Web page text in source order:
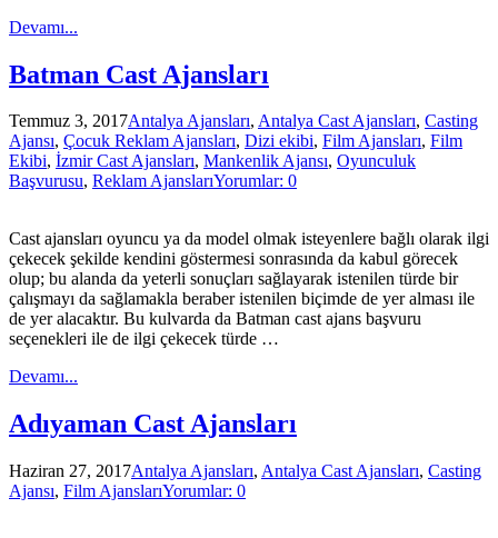
Devamı...
Batman Cast Ajansları
Temmuz 3, 2017Antalya Ajansları, Antalya Cast Ajansları, Casting
Ajansı, Çocuk Reklam Ajansları, Dizi ekibi, Film Ajansları, Film
Ekibi, İzmir Cast Ajansları, Mankenlik Ajansı, Oyunculuk
Başvurusu, Reklam AjanslarıYorumlar: 0
Cast ajansları oyuncu ya da model olmak isteyenlere bağlı olarak ilgi
çekecek şekilde kendini göstermesi sonrasında da kabul görecek
olup; bu alanda da yeterli sonuçları sağlayarak istenilen türde bir
çalışmayı da sağlamakla beraber istenilen biçimde de yer alması ile
de yer alacaktır. Bu kulvarda da Batman cast ajans başvuru
seçenekleri ile de ilgi çekecek türde …
Devamı...
Adıyaman Cast Ajansları
Haziran 27, 2017Antalya Ajansları, Antalya Cast Ajansları, Casting
Ajansı, Film AjanslarıYorumlar: 0